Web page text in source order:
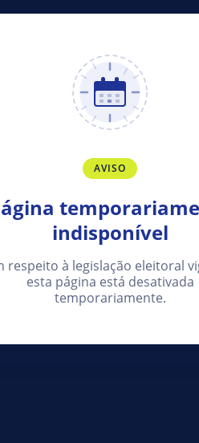
AVISO
indisponível
respeito à legislação eleitoral
esta página está desativada
temporariamente.